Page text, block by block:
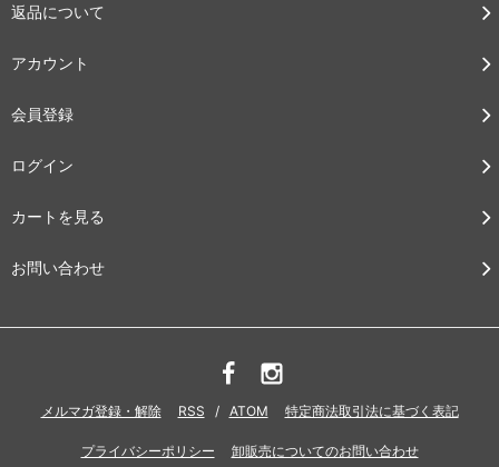
返品について
アカウント
会員登録
ログイン
カートを見る
お問い合わせ
メルマガ登録・解除 RSS / ATOM 特定商法取引法に基づく表記
プライバシーポリシー 卸販売についてのお問い合わせ